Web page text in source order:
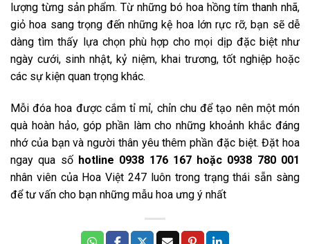
lượng từng sản phẩm. Từ những bó hoa hồng tím thanh nhã,
giỏ hoa sang trọng đến những kệ hoa lớn rực rỡ, bạn sẽ dễ
dàng tìm thấy lựa chọn phù hợp cho mọi dịp đặc biệt như
ngày cưới, sinh nhật, kỷ niệm, khai trương, tốt nghiệp hoặc
các sự kiện quan trọng khác.
Mỗi đóa hoa được cắm tỉ mỉ, chỉn chu để tạo nên một món
quà hoàn hảo, góp phần làm cho những khoảnh khắc đáng
nhớ của bạn và người thân yêu thêm phần đặc biệt. Đặt hoa
ngay qua số hotline 0938 176 167 hoặc 0938 780 001
nhân viên của Hoa Việt 247 luôn trong trạng thái sẵn sàng
để tư vấn cho bạn những mẫu hoa ưng ý nhất